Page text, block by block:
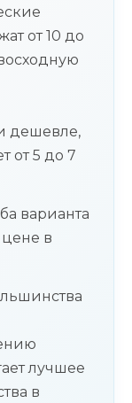
от 10 до
дешевле,
от 5 до 7
варианта
в
лучшее
в